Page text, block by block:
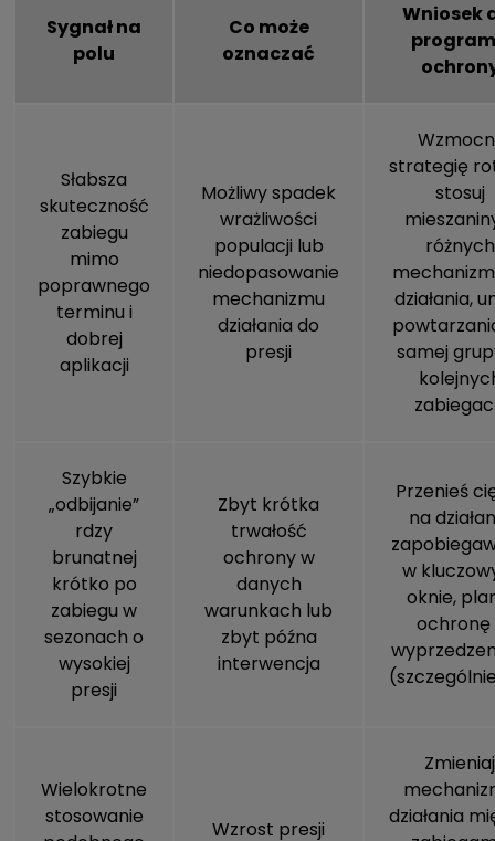
Sygnał na
polu
Co może
oznaczać
Wniosek
Słabsza
skuteczność
zabiegu
mimo
poprawnego
terminu i
dobrej
aplikacji
Możliwy spadek
wrażliwości
populacji lub
niedopasowanie
mechanizmu
działania do
presji
strategię
stosuj
różnych
działania,
samej
Szybkie
„odbijanie”
rdzy
brunatnej
krótko po
zabiegu w
sezonach o
wysokiej
presji
Zbyt krótka
trwałość
ochrony w
danych
warunkach lub
zbyt późna
interwencja
Przenieś
na
w
oknie,
ochronę
Wielokrotne
stosowanie
Wzrost presji
Zmieniaj
działania